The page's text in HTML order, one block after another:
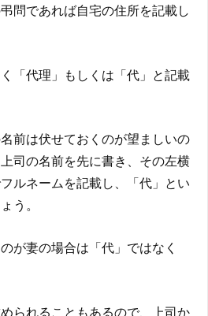
問であれば自宅の住所を記載し
「代理」もしくは「代」と記載
前は伏せておくのが望ましいの
司の名前を先に書き、その左横
ルネームを記載し、「代」とい
う。
が妻の場合は「代」ではなく
られることもあるので、上司か